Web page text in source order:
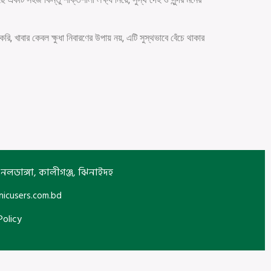
কেবল ক্ষুধা নিবারণের উপায় নয়, এটি সুস্থভাবে বেঁচে থাকার
কালীগঞ্জ, ঝিনাইদহ